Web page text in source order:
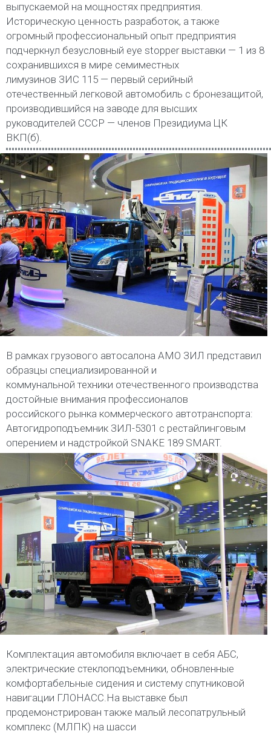
выпускаемой на мощностях предприятия.
Историческую ценность разработок, а также
огромный профессиональный опыт предприятия
подчеркнул безусловный eye stopper выставки — 1 из 8
сохранившихся в мире семиместных
лимузинов ЗИС 115 — первый серийный
отечественный легковой автомобиль с бронезащитой,
производившийся на заводе для высших
руководителей СССР — членов Президиума ЦК
ВКП(б).
В рамках грузового автосалона АМО ЗИЛ представил
образцы специализированной и
коммунальной техники отечественного производства
достойные внимания профессионалов
российского рынка коммерческого автотранспорта:
Автогидроподъемник ЗИЛ-5301 с рестайлинговым
оперением и надстройкой SNAKE 189 SMART.
Комплектация автомобиля включает в себя АБС,
электрические стеклоподъемники, обновленные
комфортабельные сидения и систему спутниковой
навигации ГЛОНАСС.На выставке был
продемонстрирован также малый лесопатрульный
комплекс (МЛПК) на шасси